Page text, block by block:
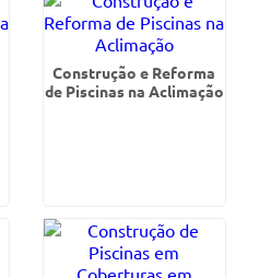
Construção e Reforma
de Piscinas na Aclimação